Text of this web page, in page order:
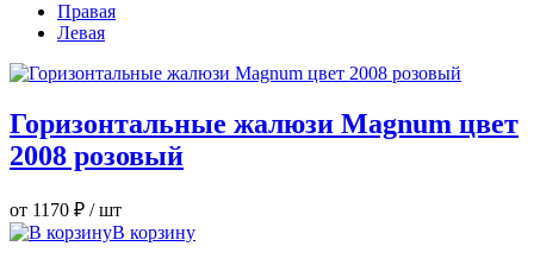
Правая
Левая
Горизонтальные жалюзи Magnum цвет
2008 розовый
от 1170 ₽ / шт
В корзину